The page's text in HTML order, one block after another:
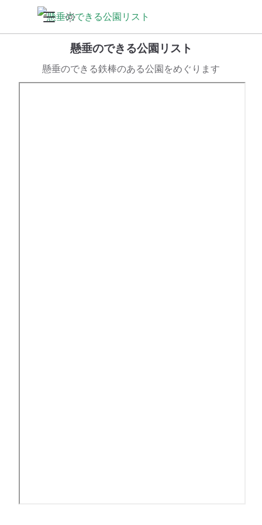
懸垂のできる公園リスト
懸垂のできる鉄棒のある公園をめぐります